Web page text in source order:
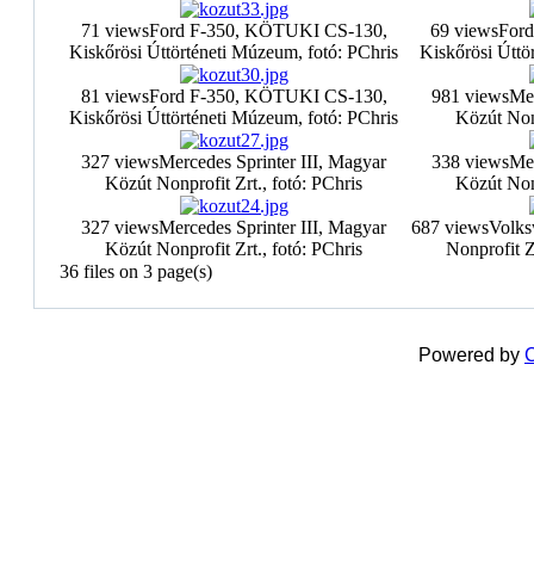
71 viewsFord F-350, KÖTUKI CS-130,
Kiskőrösi Úttörténeti Múzeum, fotó: PChris
69 views
Kiskőrösi
81 viewsFord F-350, KÖTUKI CS-130,
Kiskőrösi Úttörténeti Múzeum, fotó: PChris
981 views
Közút
327 viewsMercedes Sprinter III, Magyar
Közút Nonprofit Zrt., fotó: PChris
338 views
Közút
327 viewsMercedes Sprinter III, Magyar
Közút Nonprofit Zrt., fotó: PChris
687 views
Nonprofit
36 files on 3 page(s)
Powered by